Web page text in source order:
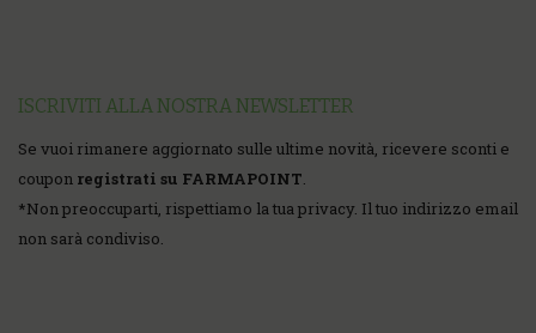
ISCRIVITI ALLA NOSTRA NEWSLETTER
Se vuoi rimanere aggiornato sulle ultime novità, ricevere sconti e
coupon registrati su FARMAPOINT.
*Non preoccuparti, rispettiamo la tua privacy. Il tuo indirizzo email
non sarà condiviso.